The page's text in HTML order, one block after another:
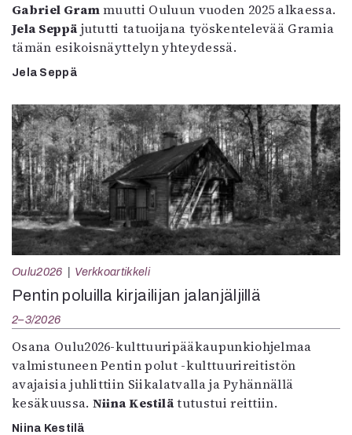
Gabriel Grammuutti Ouluun vuoden 2025 alkaessa.
Jela Seppä jututti tatuoijana työskentelevää Gramia
tämän esikoisnäyttelyn yhteydessä.
Jela Seppä
Oulu2026 Verkkoartikkeli
Pentin poluilla kirjailijan jalanjäljillä
2–3/2026
Osana Oulu2026-kulttuuripääkaupunkiohjelmaa
valmistuneen Pentin polut -kulttuurireitistön
avajaisia juhlittiin Siikalatvalla ja Pyhännällä
kesäkuussa. Niina Kestilätutustui reittiin.
Niina Kestilä